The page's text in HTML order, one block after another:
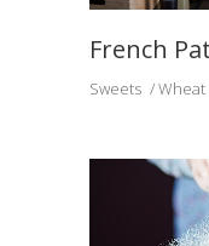
French
Sweets Wheat